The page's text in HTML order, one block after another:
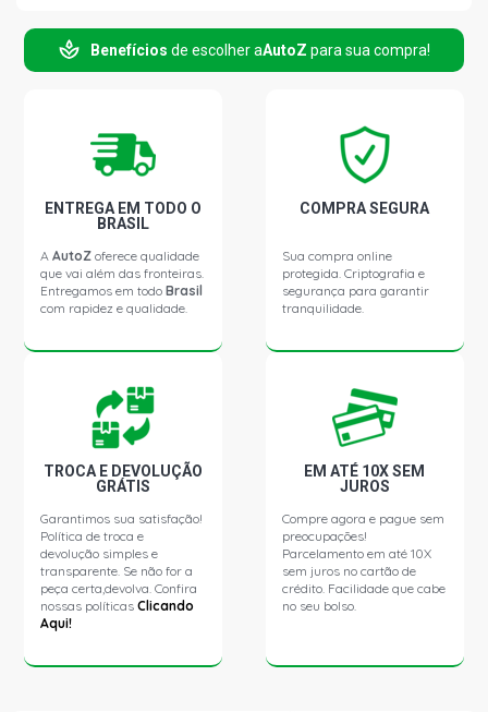
CIVIC EXS SEDAN 1.8 16V I-VTEC FLEX (2007 - 2013)
CIVIC LXL SEDAN 1.8 16V I-VTEC FLEX (2010 - 2013)
CIVIC SI COUPE 2.4 16V I-VTEC DOHC GASOLINA (2014 -
2015)
Benefícios de escolher aAutoZ para sua compra!
ENTREGA EM TODO O
BRASIL
AAutoZ oferece qualidade
que vai além das fronteiras.
Entregamos em todoBrasil
com rapidez e qualidade.
COMPRA SEGURA
Sua compra online
protegida. Criptografia e
segurança para garantir
tranquilidade.
TROCA E DEVOLUÇÃO
GRÁTIS
Garantimos sua satisfação!
Política de troca e
devolução simples e
transparente. Se não for a
peça certa,devolva. Confira
nossas políticasClicando
Aqui!
EM ATÉ 10X SEM
JUROS
Compre agora e pague sem
preocupações!
Parcelamento em até 10X
sem juros no cartão de
crédito. Facilidade que cabe
no seu bolso.